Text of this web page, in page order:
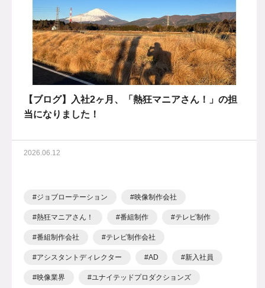
【ブログ】入社2ヶ月、「熱狂マニアさん！」の担
当になりました！
2026.06.12
ジョブローテーション 映像制作会社
熱狂マニアさん！ 番組制作 テレビ制作
番組制作会社 テレビ制作会社
アシスタントディレクター AD 新入社員
映像業界 ユナイテッドプロダクションズ